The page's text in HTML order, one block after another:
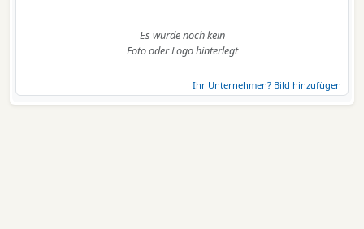
Es wurde noch kein
Foto oder Logo hinterlegt
Ihr Unternehmen? Bild hinzufügen